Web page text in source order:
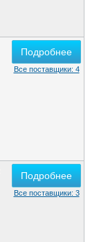
Подробнее
Все поставщики: 4
Подробнее
Все поставщики: 3